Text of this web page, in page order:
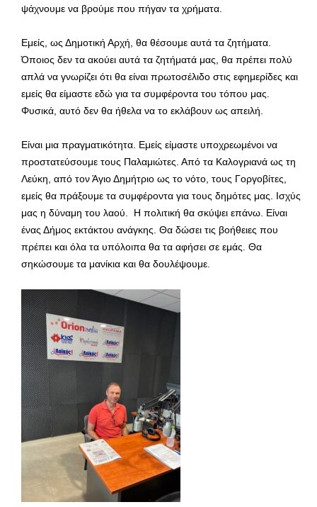
ψάχνουμε να βρούμε που πήγαν τα χρήματα.
Εμείς, ως Δημοτική Αρχή, θα θέσουμε αυτά τα ζητήματα.
Όποιος δεν τα ακούει αυτά τα ζητήματά μας, θα πρέπει πολύ
απλά να γνωρίζει ότι θα είναι πρωτοσέλιδο στις εφημερίδες και
εμείς θα είμαστε εδώ για τα συμφέροντα του τόπου μας.
Φυσικά, αυτό δεν θα ήθελα να το εκλάβουν ως απειλή.
Είναι μια πραγματικότητα. Εμείς είμαστε υποχρεωμένοι να
προστατεύσουμε τους Παλαμιώτες. Από τα Καλογριανά ως τη
Λεύκη, από τον Άγιο Δημήτριο ως το νότο, τους Γοργοβίτες,
εμείς θα πράξουμε τα συμφέροντα για τους δημότες μας. Ισχύς
μας η δύναμη του λαού. Η πολιτική θα σκύψει επάνω. Είναι
ένας Δήμος εκτάκτου ανάγκης. Θα δώσει τις βοήθειες που
πρέπει και όλα τα υπόλοιπα θα τα αφήσει σε εμάς. Θα
σηκώσουμε τα μανίκια και θα δουλέψουμε.